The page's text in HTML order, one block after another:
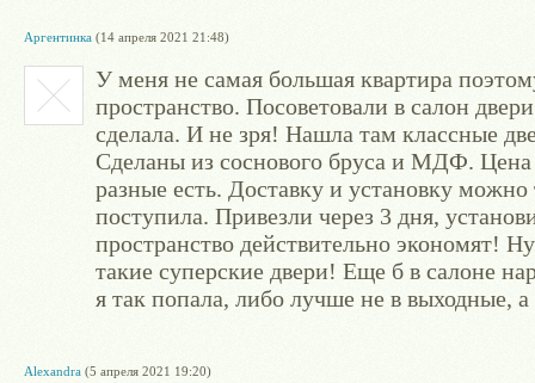
Аргентинка (14 апреля 2021 21:48)
У меня не самая большая квартира
пространство. Посоветовали в салон
сделала. И не зря! Нашла там классные
Сделаны из соснового бруса и МДФ. Цена
разные есть. Доставку и установку
поступила. Привезли через 3 дня,
пространство действительно экономят!
такие суперские двери! Еще б в салоне
я так попала, либо лучше не в выходные,
Alexandra (5 апреля 2021 19:20)